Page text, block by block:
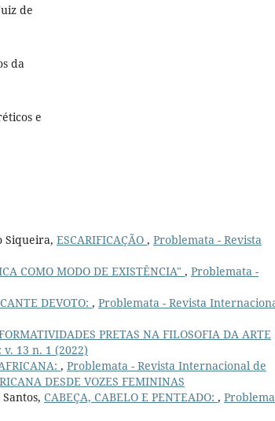
de
da
e
Siqueira, ESCARIFICAÇÃO , Problemata - Revista
COMO MODO DE EXISTÊNCIA" , Problemata -
DEVOTO: , Problemata - Revista
PRETAS NA FILOSOFIA DA ARTE
13 n. 1 (2022)
, Problemata - Revista Internacional de
DESDE VOZES FEMININAS
CABEÇA, CABELO E PENTEADO: ,